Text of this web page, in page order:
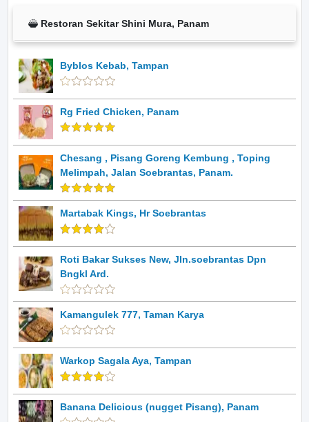
Restoran Sekitar Shini Mura, Panam
Byblos Kebab, Tampan
Rg Fried Chicken, Panam
Chesang , Pisang Goreng Kembung , Toping
Melimpah, Jalan Soebrantas, Panam.
Martabak Kings, Hr Soebrantas
Roti Bakar Sukses New, Jln.soebrantas Dpn
Bngkl Ard.
Kamangulek 777, Taman Karya
Warkop Sagala Aya, Tampan
Banana Delicious (nugget Pisang), Panam